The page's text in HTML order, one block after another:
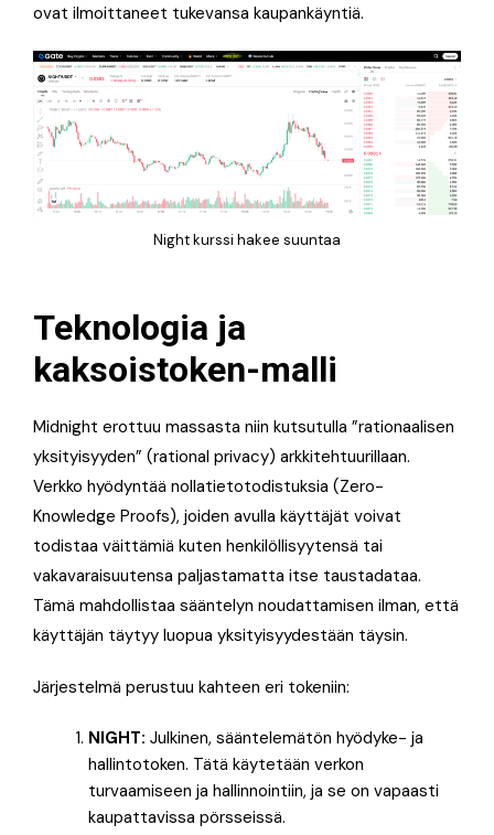
ovat ilmoittaneet tukevansa kaupankäyntiä.
Night kurssi hakee suuntaa
Teknologia ja
kaksoistoken-malli
Midnight erottuu massasta niin kutsutulla ”rationaalisen
yksityisyyden” (rational privacy) arkkitehtuurillaan.
Verkko hyödyntää nollatietotodistuksia (Zero-
Knowledge Proofs), joiden avulla käyttäjät voivat
todistaa väittämiä kuten henkilöllisyytensä tai
vakavaraisuutensa paljastamatta itse taustadataa.
Tämä mahdollistaa sääntelyn noudattamisen ilman, että
käyttäjän täytyy luopua yksityisyydestään täysin.
Järjestelmä perustuu kahteen eri tokeniin:
NIGHT: Julkinen, sääntelemätön hyödyke- ja
hallintotoken. Tätä käytetään verkon
turvaamiseen ja hallinnointiin, ja se on vapaasti
kaupattavissa pörsseissä.